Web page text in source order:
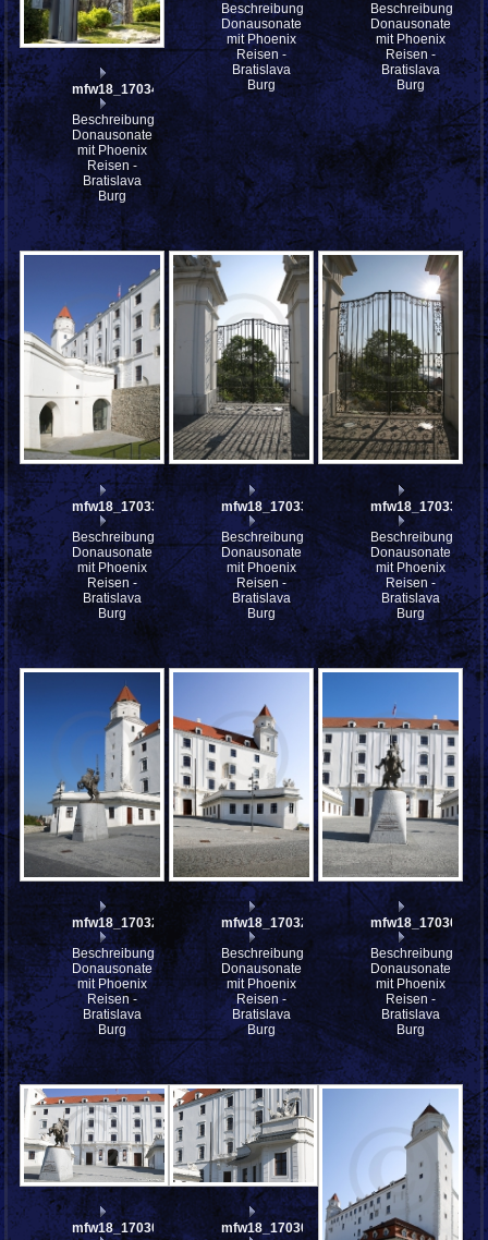
mfw18_170344
Beschreibung:
Donausonate
mit Phoenix
Reisen -
Bratislava
Burg
Beschreibung:
Donausonate
mit Phoenix
Reisen -
Bratislava
Burg
Beschreibung:
Donausonate
mit Phoenix
Reisen -
Bratislava
Burg
mfw18_170336
Beschreibung:
Donausonate
mit Phoenix
Reisen -
Bratislava
Burg
mfw18_170333
Beschreibung:
Donausonate
mit Phoenix
Reisen -
Bratislava
Burg
mfw18_170332
Beschreibung:
Donausonate
mit Phoenix
Reisen -
Bratislava
Burg
mfw18_170329
Beschreibung:
Donausonate
mit Phoenix
Reisen -
Bratislava
Burg
mfw18_170323
Beschreibung:
Donausonate
mit Phoenix
Reisen -
Bratislava
Burg
mfw18_170307
Beschreibung:
Donausonate
mit Phoenix
Reisen -
Bratislava
Burg
mfw18_170306
mfw18_170303